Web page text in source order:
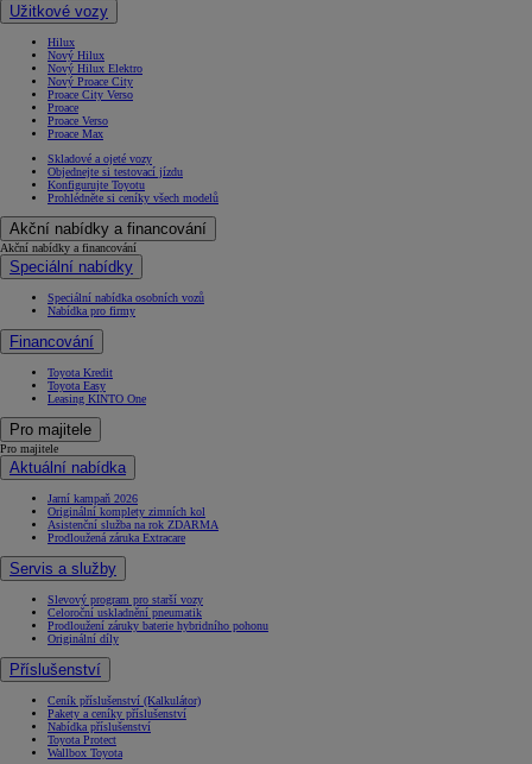
Užitkové vozy
Hilux
Nový Hilux
Nový Hilux Elektro
Nový Proace City
Proace City Verso
Proace
Proace Verso
Proace Max
Skladové a ojeté vozy
Objednejte si testovací jízdu
Konfigurujte Toyotu
Prohlédněte si ceníky všech modelů
Akční nabídky a financování
Akční nabídky a financování
Speciální nabídky
Speciální nabídka osobních vozů
Nabídka pro firmy
Financování
Toyota Kredit
Toyota Easy
Leasing KINTO One
Pro majitele
Pro majitele
Aktuální nabídka
Jarní kampaň 2026
Originální komplety zimních kol
Asistenční služba na rok ZDARMA
Prodloužená záruka Extracare
Servis a služby
Slevový program pro starší vozy
Celoroční uskladnění pneumatik
Prodloužení záruky baterie hybridního pohonu
Originální díly
Příslušenství
Ceník příslušenství (Kalkulátor)
Pakety a ceníky příslušenství
Nabídka příslušenství
Toyota Protect
Wallbox Toyota